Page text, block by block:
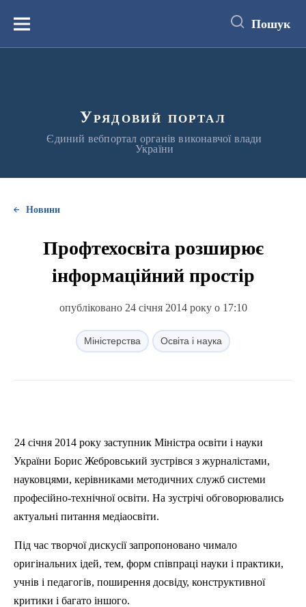
вмістуМеню Пошук
Урядовий портал
Єдиний вебпортал органів виконавчої влади
України
Новини
Профтехосвіта розширює
інформаційний простір
опубліковано 24 січня 2014 року о 17:10
Міністерства Освіта і наука
24 січня 2014 року заступник Міністра освіти і науки
України Борис Жебровський зустрівся з журналістами,
науковцями, керівниками методичних служб системи
професійно-технічної освіти. На зустрічі обговорювались
актуальні питання медіаосвіти.
Під час творчої дискусії запропоновано чимало
оригінальних ідей, тем, форм співпраці науки і практики,
учнів і педагогів, поширення досвіду, конструктивної
критики і багато іншого.